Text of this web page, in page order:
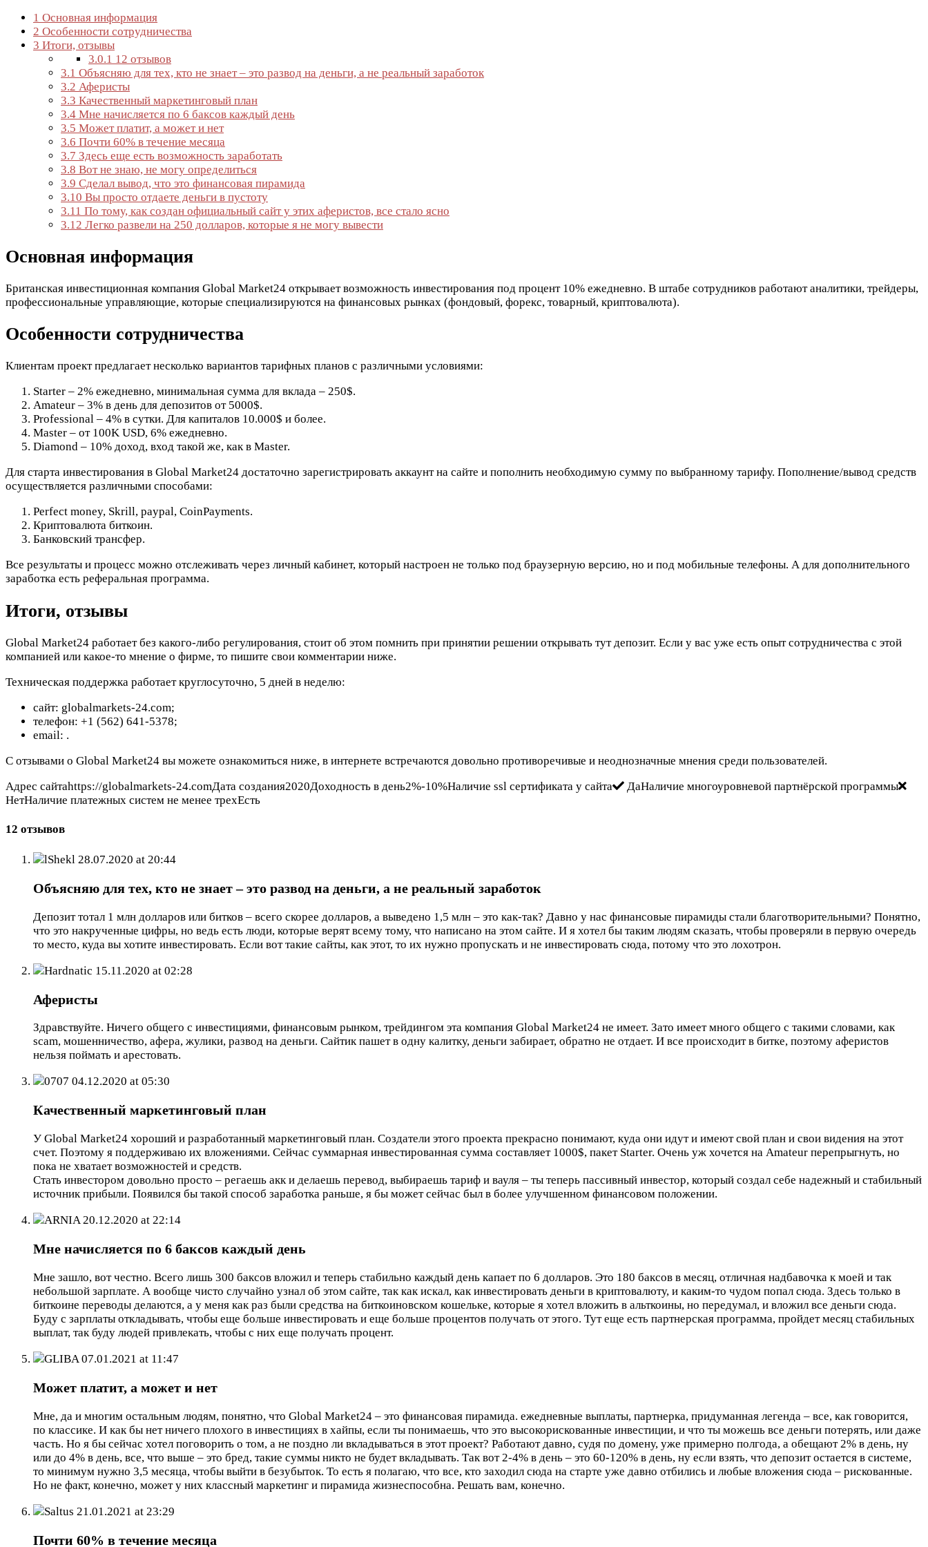
1 Основная информация
2 Особенности сотрудничества
3 Итоги, отзывы
3.0.1 12 отзывов
3.1 Объясняю для тех, кто не знает – это развод на деньги, а не реальный заработок
3.2 Аферисты
3.3 Качественный маркетинговый план
3.4 Мне начисляется по 6 баксов каждый день
3.5 Может платит, а может и нет
3.6 Почти 60% в течение месяца
3.7 Здесь еще есть возможность заработать
3.8 Вот не знаю, не могу определиться
3.9 Сделал вывод, что это финансовая пирамида
3.10 Вы просто отдаете деньги в пустоту
3.11 По тому, как создан официальный сайт у этих аферистов, все стало ясно
3.12 Легко развели на 250 долларов, которые я не могу вывести
Основная информация
Британская инвестиционная компания Global Market24 открывает возможность инвестирования под процент 10% ежедневно. В штабе сотрудников работают аналитики, трейдеры,
профессиональные управляющие, которые специализируются на финансовых рынках (фондовый, форекс, товарный, криптовалюта).
Особенности сотрудничества
Клиентам проект предлагает несколько вариантов тарифных планов с различными условиями:
Starter – 2% ежедневно, минимальная сумма для вклада – 250$.
Amateur – 3% в день для депозитов от 5000$.
Professional – 4% в сутки. Для капиталов 10.000$ и более.
Master – от 100K USD, 6% ежедневно.
Diamond – 10% доход, вход такой же, как в Master.
Для старта инвестирования в Global Market24 достаточно зарегистрировать аккаунт на сайте и пополнить необходимую сумму по выбранному тарифу. Пополнение/вывод средств
осуществляется различными способами:
Perfect money, Skrill, paypal, CoinPayments.
Криптовалюта биткоин.
Банковский трансфер.
Все результаты и процесс можно отслеживать через личный кабинет, который настроен не только под браузерную версию, но и под мобильные телефоны. А для дополнительного
заработка есть реферальная программа.
Итоги, отзывы
Global Market24 работает без какого-либо регулирования, стоит об этом помнить при принятии решении открывать тут депозит. Если у вас уже есть опыт сотрудничества с этой
компанией или какое-то мнение о фирме, то пишите свои комментарии ниже.
Техническая поддержка работает круглосуточно, 5 дней в неделю:
сайт: globalmarkets-24.com;
телефон: +1 (562) 641-5378;
email: .
С отзывами о Global Market24 вы можете ознакомиться ниже, в интернете встречаются довольно противоречивые и неоднозначные мнения среди пользователей.
Адрес сайтаhttps://globalmarkets-24.comДата создания2020Доходность в день2%-10%Наличие ssl сертификата у сайта
ДаНаличие многоуровневой партнёрской программы
НетНаличие платежных систем не менее трехЕсть
12 отзывов
lShekl 28.07.2020 at 20:44
Объясняю для тех, кто не знает – это развод на деньги, а не реальный заработок
Депозит тотал 1 млн долларов или битков – всего скорее долларов, а выведено 1,5 млн – это как-так? Давно у нас финансовые пирамиды стали благотворительными? Понятно,
что это накрученные цифры, но ведь есть люди, которые верят всему тому, что написано на этом сайте. И я хотел бы таким людям сказать, чтобы проверяли в первую очередь
то место, куда вы хотите инвестировать. Если вот такие сайты, как этот, то их нужно пропускать и не инвестировать сюда, потому что это лохотрон.
Hardnatic 15.11.2020 at 02:28
Аферисты
Здравствуйте. Ничего общего с инвестициями, финансовым рынком, трейдингом эта компания Global Market24 не имеет. Зато имеет много общего с такими словами, как
scam, мошенничество, афера, жулики, развод на деньги. Сайтик пашет в одну калитку, деньги забирает, обратно не отдает. И все происходит в битке, поэтому аферистов
нельзя поймать и арестовать.
0707 04.12.2020 at 05:30
Качественный маркетинговый план
У Global Market24 хороший и разработанный маркетинговый план. Создатели этого проекта прекрасно понимают, куда они идут и имеют свой план и свои видения на этот
счет. Поэтому я поддерживаю их вложениями. Сейчас суммарная инвестированная сумма составляет 1000$, пакет Starter. Очень уж хочется на Amateur перепрыгнуть, но
пока не хватает возможностей и средств.
Стать инвестором довольно просто – регаешь акк и делаешь перевод, выбираешь тариф и вауля – ты теперь пассивный инвестор, который создал себе надежный и стабильный
источник прибыли. Появился бы такой способ заработка раньше, я бы может сейчас был в более улучшенном финансовом положении.
ARNIA20.12.2020 at 22:14
Мне начисляется по 6 баксов каждый день
Мне зашло, вот честно. Всего лишь 300 баксов вложил и теперь стабильно каждый день капает по 6 долларов. Это 180 баксов в месяц, отличная надбавочка к моей и так
небольшой зарплате. А вообще чисто случайно узнал об этом сайте, так как искал, как инвестировать деньги в криптовалюту, и каким-то чудом попал сюда. Здесь только в
биткоине переводы делаются, а у меня как раз были средства на биткоиновском кошельке, которые я хотел вложить в альткоины, но передумал, и вложил все деньги сюда.
Буду с зарплаты откладывать, чтобы еще больше инвестировать и еще больше процентов получать от этого. Тут еще есть партнерская программа, пройдет месяц стабильных
выплат, так буду людей привлекать, чтобы с них еще получать процент.
GLIBA07.01.2021 at 11:47
Может платит, а может и нет
Мне, да и многим остальным людям, понятно, что Global Market24 – это финансовая пирамида. ежедневные выплаты, партнерка, придуманная легенда – все, как говорится,
по классике. И как бы нет ничего плохого в инвестициях в хайпы, если ты понимаешь, что это высокорискованные инвестиции, и что ты можешь все деньги потерять, или даже
часть. Но я бы сейчас хотел поговорить о том, а не поздно ли вкладываться в этот проект? Работают давно, судя по домену, уже примерно полгода, а обещают 2% в день, ну
или до 4% в день, все, что выше – это бред, такие суммы никто не будет вкладывать. Так вот 2-4% в день – это 60-120% в день, ну если взять, что депозит остается в системе,
то минимум нужно 3,5 месяца, чтобы выйти в безубыток. То есть я полагаю, что все, кто заходил сюда на старте уже давно отбились и любые вложения сюда – рискованные.
Но не факт, конечно, может у них классный маркетинг и пирамида жизнеспособна. Решать вам, конечно.
Saltus 21.01.2021 at 23:29
Почти 60% в течение месяца